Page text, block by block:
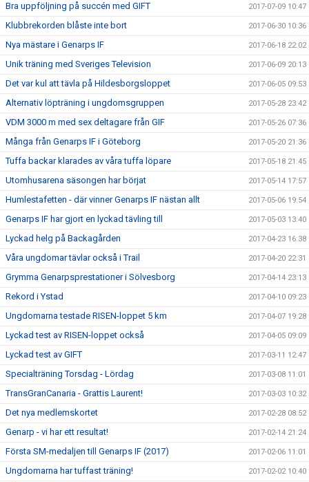
Bra uppföljning på succén med GIFT 2017-07-09 10:47
Klubbrekorden blåste inte bort 2017-06-30 10:36
Nya mästare i Genarps IF 2017-06-18 22:02
Unik träning med Sveriges Television 2017-06-09 20:13
Det var kul att tävla på Hildesborgsloppet 2017-06-05 09:53
Alternativ löpträning i ungdomsgruppen 2017-05-28 23:42
VDM 3000 m med sex deltagare från GIF 2017-05-26 07:36
Många från Genarps IF i Göteborg 2017-05-20 21:36
Tuffa backar klarades av våra tuffa löpare 2017-05-18 21:45
Utomhusarena säsongen har börjat 2017-05-14 17:57
Humlestafetten - där vinner Genarps IF nästan allt 2017-05-06 19:54
Genarps IF har gjort en lyckad tävling till 2017-05-03 13:40
Lyckad helg på Backagården 2017-04-23 16:38
Våra ungdomar tävlar också i Trail 2017-04-20 22:31
Grymma Genarpsprestationer i Sölvesborg 2017-04-14 23:13
Rekord i Ystad 2017-04-10 09:23
Ungdomarna testade RISEN-loppet 5 km 2017-04-07 19:28
Lyckad test av RISEN-loppet också 2017-04-05 09:09
Lyckad test av GIFT 2017-03-11 12:47
Specialträning Torsdag - Lördag 2017-03-08 11:01
TransGranCanaria - Grattis Laurent! 2017-03-03 10:32
Det nya medlemskortet 2017-02-28 08:52
Genarp - vi har ett resultat! 2017-02-14 21:24
Första SM-medaljen till Genarps IF (2017) 2017-02-06 11:01
Ungdomarna har tuffast träning! 2017-02-02 10:40